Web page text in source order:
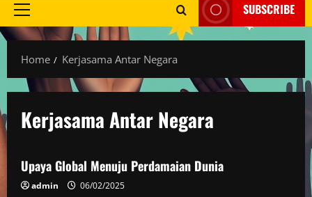
Primary
Menu
SUBSCRIBE
Home Kerjasama Antar Negara
Kerjasama Antar Negara
Kemanusiaan
Upaya Global Menuju Perdamaian Dunia
admin 06/02/2025